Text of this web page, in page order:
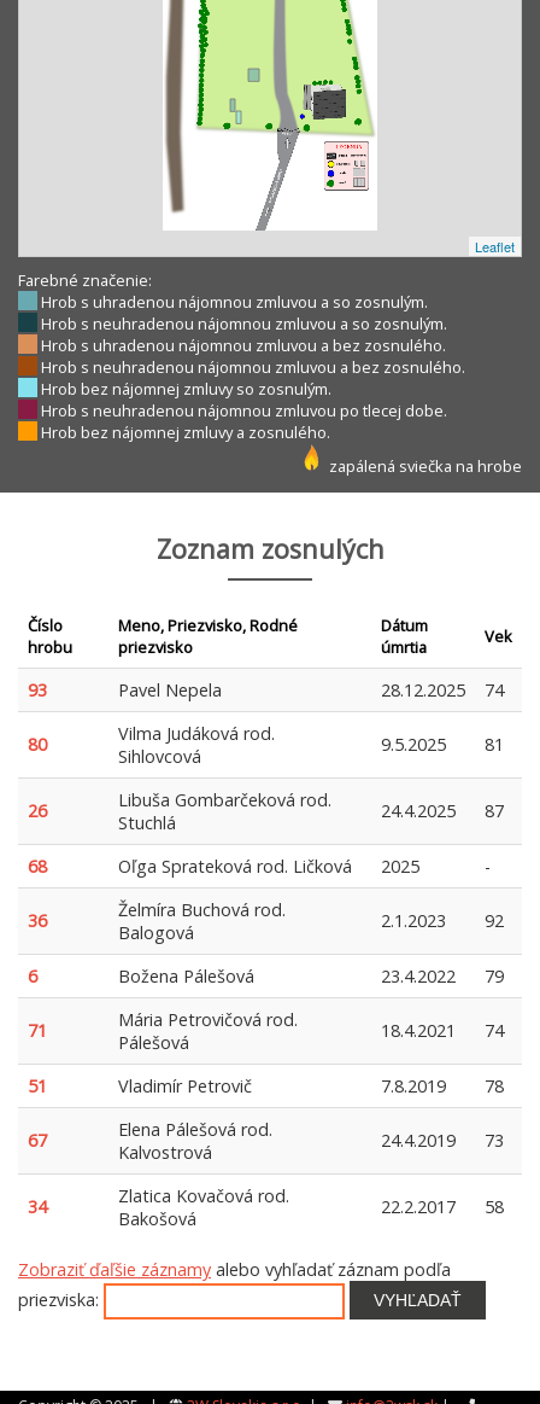
Leaflet
Farebné značenie:
Hrob s uhradenou nájomnou zmluvou a so zosnulým.
Hrob s neuhradenou nájomnou zmluvou a so zosnulým.
Hrob s uhradenou nájomnou zmluvou a bez zosnulého.
Hrob s neuhradenou nájomnou zmluvou a bez zosnulého.
Hrob bez nájomnej zmluvy so zosnulým.
Hrob s neuhradenou nájomnou zmluvou po tlecej dobe.
Hrob bez nájomnej zmluvy a zosnulého.
zapálená sviečka na hrobe
Zoznam zosnulých
Číslo
hrobu
Meno, Priezvisko, Rodné
priezvisko
Dátum
úmrtia
Vek
93 Pavel Nepela 28.12.2025 74
80
Vilma Judáková rod.
Sihlovcová
9.5.2025 81
26
Libuša Gombarčeková rod.
Stuchlá
24.4.2025 87
68 Oľga Sprateková rod. Ličková 2025 -
36
Želmíra Buchová rod.
Balogová
2.1.2023 92
6 Božena Pálešová 23.4.2022 79
71
Mária Petrovičová rod.
Pálešová
18.4.2021 74
51 Vladimír Petrovič 7.8.2019 78
67
Elena Pálešová rod.
Kalvostrová
24.4.2019 73
34
Zlatica Kovačová rod.
Bakošová
22.2.2017 58
Zobraziť ďaľšie záznamy alebo vyhľadať záznam podľa
priezviska:
VYHĽADAŤ